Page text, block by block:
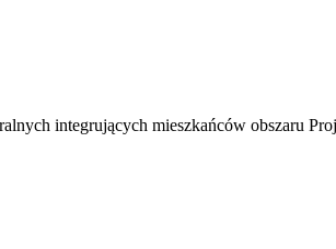
integrujących mieszkańców obszaru